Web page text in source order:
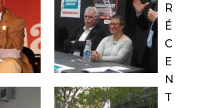
R
É
C
E
N
T